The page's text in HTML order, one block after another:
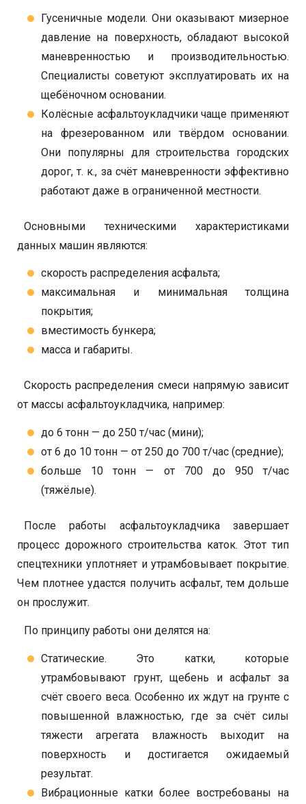
Гусеничные модели. Они оказывают мизерное
давление на поверхность, обладают высокой
маневренностью и производительностью.
Специалисты советуют эксплуатировать их на
щебёночном основании.
Колёсные асфальтоукладчики чаще применяют
на фрезерованном или твёрдом основании.
Они популярны для строительства городских
дорог, т. к., за счёт маневренности эффективно
работают даже в ограниченной местности.
Основными техническими характеристиками
данных машин являются:
скорость распределения асфальта;
максимальная и минимальная толщина
покрытия;
вместимость бункера;
масса и габариты.
Скорость распределения смеси напрямую зависит
от массы асфальтоукладчика, например:
до 6 тонн — до 250 т/час (мини);
от 6 до 10 тонн — от 250 до 700 т/час (средние);
больше 10 тонн — от 700 до 950 т/час
(тяжёлые).
После работы асфальтоукладчика завершает
процесс дорожного строительства каток. Этот тип
спецтехники уплотняет и утрамбовывает покрытие.
Чем плотнее удастся получить асфальт, тем дольше
он прослужит.
По принципу работы они делятся на:
Статические. Это катки, которые
утрамбовывают грунт, щебень и асфальт за
счёт своего веса. Особенно их ждут на грунте с
повышенной влажностью, где за счёт силы
тяжести агрегата влажность выходит на
поверхность и достигается ожидаемый
результат.
Вибрационные катки более востребованы на